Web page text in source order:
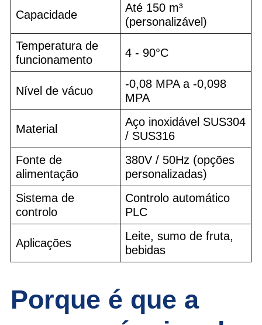
Capacidade
Até 150 m³
(personalizável)
Temperatura de
funcionamento
4 - 90°C
Nível de vácuo
-0,08 MPA a -0,098
MPA
Material
Aço inoxidável SUS304
/ SUS316
Fonte de
alimentação
380V / 50Hz (opções
personalizadas)
Sistema de
controlo
Controlo automático
PLC
Aplicações
Leite, sumo de fruta,
bebidas
Porque é que a